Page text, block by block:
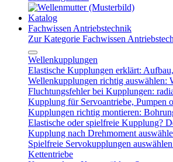
Katalog
Fachwissen Antriebstechnik
Zur Kategorie Fachwissen
Wellenkupplungen
Elastische Kupplungen erklärt:
Wellenkupplungen richtig auswählen:
Fluchtungsfehler bei Kupplungen:
Kupplung für Servoantriebe, Pumpen
Kupplungen richtig montieren:
Elastische oder spielfreie Kupplung?
Kupplung nach Drehmoment
Spielfreie Servokupplungen
Kettentriebe